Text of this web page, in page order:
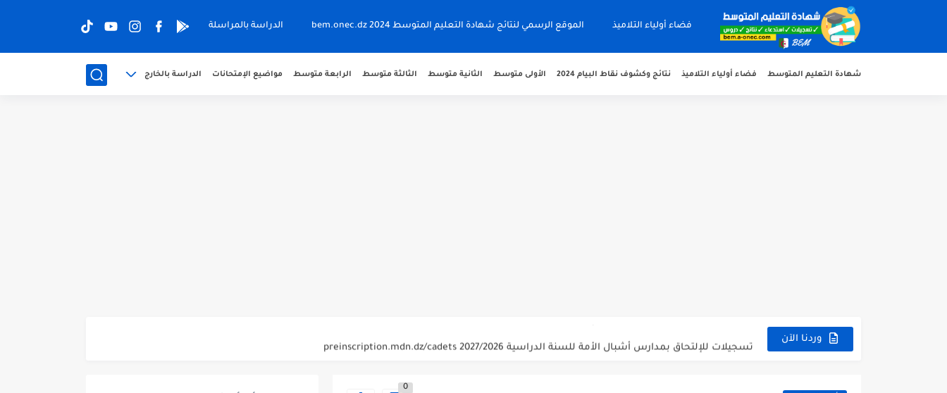
فضاء أولياء التلاميذ الموقع الرسمي لنتائج شهادة التعليم المتوسط 2024 bem.onec.dz الدراسة بالمراسلة
شهادة التعليم المتوسط فضاء أولياء التلاميذ نتائج وكشوف نقاط البيام 2024 الأولى متوسط الثانية متوسط الثالثة متوسط الرابعة متوسط مواضيع الإمتحانات الدراسة بالخارج
وردنا الآن تسجيلات للإلتحاق بمدارس أشبال الأمة للسنة الدراسية 2027/2026 preinscription.mdn.dz/cadets
0